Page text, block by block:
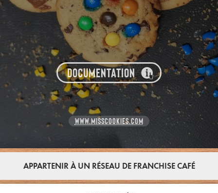
DOCUMENTATION
WWW.MISSCOOKIES.COM
APPARTENIR À UN RÉSEAU DE FRANCHISE CAFÉ